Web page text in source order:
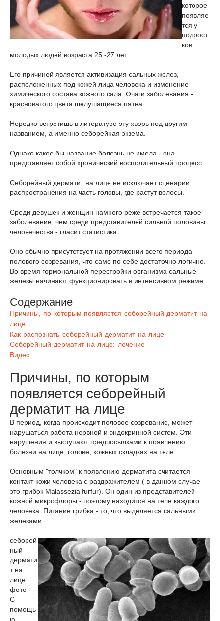
которое
появляе
тся у
подрост
ков,
молодых людей возраста 25 -27 лет.
Его причиной является активизация сальных желез,
расположенных под кожей лица человека и изменение
химического состава кожного сала. Очаги заболевания -
красноватого цвета шелушащиеся пятна.
Нередко встретишь в литературе эту хворь под другим
названием, а именно себорейная экзема.
Однако какое бы название болезнь не имела - она
представляет собой хронический восполительный процесс.
Себорейный дерматит на лице не исключает сценарии
распространения на часть головы, где растут волосы.
Среди девушек и женщин намного реже встречается такое
заболевание, чем среди представителей сильной половины
человечества - гласит статистика.
Оно обычно присутствует на протяжении всего периода
полового созревания, что само по себе достаточно логично.
Во время гормональной перестройки организма сальные
железы начинают функционировать в интенсивном режиме.
Содержание
Причины, по которым появляется себорейный дерматит на
лице
Как распознать себорейный дерматит на лице
Себорейный дерматит на лице: лечение
Видео
Причины, по которым
появляется себорейный
дерматит на лице
В период, когда происходит половое созревание, может
нарушаться работа нервной и эндокринной систем. Эти
нарушения и выступают предпосылками к появлению
болезни на лице, голове, кожных складках на теле.
Основным "толчком" к появлению дерматита считается
контакт кожи человека с раздражителем ( в данном случае
это грибок Malassezia furfur). Он один из представителей
кожной микрофлоры - поэтому находится на теле каждого
человека. Питание грибка - то, что выделяется сальными
железами.
себорей
ный
дермати
т на
лице
фото
С
помощь
ю